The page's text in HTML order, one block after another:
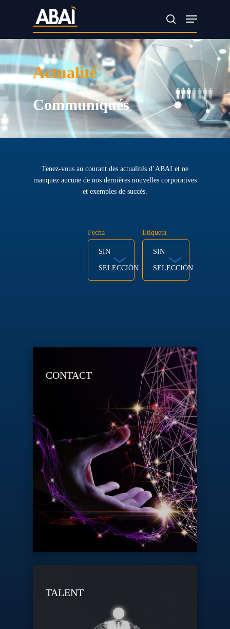
main
content
search
Menu
Actualité
Communiqués
Tenez-vous au courant des actualités d’ABAI et ne
manquez aucune de nos dernières nouvelles corporatives
et exemples de succès.
Fecha
SIN
SELECCIÓN
Etiqueta
SIN
SELECCIÓN
CONTACT
TALENT